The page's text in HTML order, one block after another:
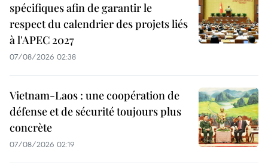
spécifiques afin de garantir le
respect du calendrier des projets liés
à l'APEC 2027
07/08/2026 02:38
Vietnam-Laos : une coopération de
défense et de sécurité toujours plus
concrète
07/08/2026 02:19